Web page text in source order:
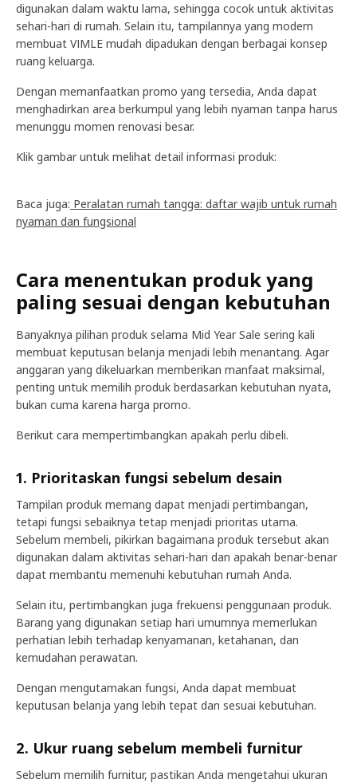
digunakan dalam waktu lama, sehingga cocok untuk aktivitas
sehari-hari di rumah. Selain itu, tampilannya yang modern
membuat VIMLE mudah dipadukan dengan berbagai konsep
ruang keluarga.
Dengan memanfaatkan promo yang tersedia, Anda dapat
menghadirkan area berkumpul yang lebih nyaman tanpa harus
menunggu momen renovasi besar.
Klik gambar untuk melihat detail informasi produk:
Baca juga: Peralatan rumah tangga: daftar wajib untuk rumah
nyaman dan fungsional
Cara menentukan produk yang
paling sesuai dengan kebutuhan
Banyaknya pilihan produk selama Mid Year Sale sering kali
membuat keputusan belanja menjadi lebih menantang. Agar
anggaran yang dikeluarkan memberikan manfaat maksimal,
penting untuk memilih produk berdasarkan kebutuhan nyata,
bukan cuma karena harga promo.
Berikut cara mempertimbangkan apakah perlu dibeli.
1. Prioritaskan fungsi sebelum desain
Tampilan produk memang dapat menjadi pertimbangan,
tetapi fungsi sebaiknya tetap menjadi prioritas utama.
Sebelum membeli, pikirkan bagaimana produk tersebut akan
digunakan dalam aktivitas sehari-hari dan apakah benar-benar
dapat membantu memenuhi kebutuhan rumah Anda.
Selain itu, pertimbangkan juga frekuensi penggunaan produk.
Barang yang digunakan setiap hari umumnya memerlukan
perhatian lebih terhadap kenyamanan, ketahanan, dan
kemudahan perawatan.
Dengan mengutamakan fungsi, Anda dapat membuat
keputusan belanja yang lebih tepat dan sesuai kebutuhan.
2. Ukur ruang sebelum membeli furnitur
Sebelum memilih furnitur, pastikan Anda mengetahui ukuran